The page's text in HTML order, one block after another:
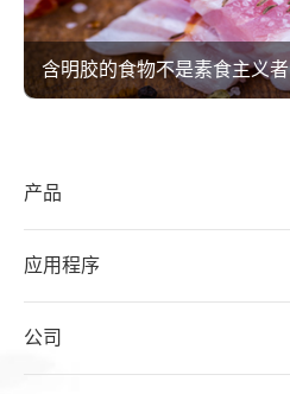
含明胶的食物不是素食主义者
产品
应用程序
公司